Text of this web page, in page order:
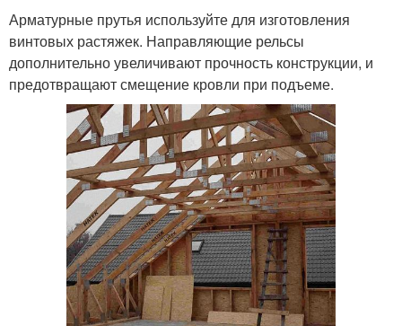
Арматурные прутья используйте для изготовления
винтовых растяжек. Направляющие рельсы
дополнительно увеличивают прочность конструкции, и
предотвращают смещение кровли при подъеме.